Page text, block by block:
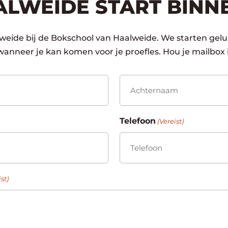
START
bij de Bokschool van Haalweide. We starten
je kan komen voor je proefles. Hou je mailbox
Telefoon (Vereist)